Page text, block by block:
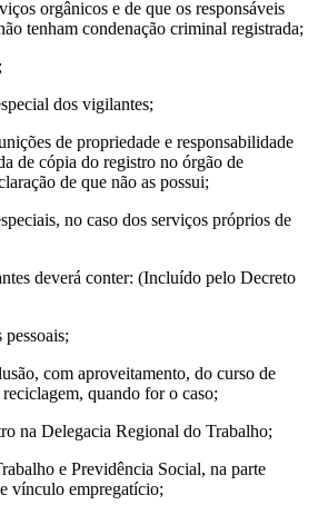
orgânicos e de que os responsáveis
tenham condenação criminal registrada;
dos vigilantes;
de propriedade e responsabilidade
de cópia do registro no órgão de
de que não as possui;
no caso dos serviços próprios de
deverá conter: (Incluído pelo Decreto
com aproveitamento, do curso de
quando for o caso;
na Delegacia Regional do Trabalho;
e Previdência Social, na parte
vínculo empregatício;